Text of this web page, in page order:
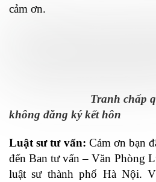
cảm ơn.
Tranh chấp quyền
không đăng ký kết hôn
Luật sư tư vấn: Cám ơn bạn
đến Ban tư vấn – Văn Phòng
luật sư thành phố Hà Nội.